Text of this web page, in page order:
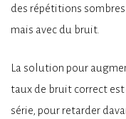
des répétitions
mais avec du bruit.
La solution pour
taux de bruit correct
série, pour retarder